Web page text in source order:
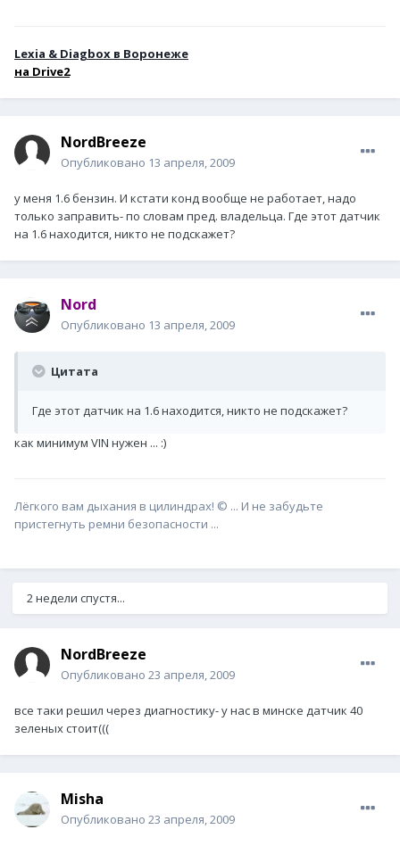
Lexia & Diagbox в Воронеже
на Drive2
NordBreeze
Опубликовано 13 апреля, 2009
у меня 1.6 бензин. И кстати конд вообще не работает, надо
только заправить- по словам пред. владельца. Где этот датчик
на 1.6 находится, никто не подскажет?
Nord
Опубликовано 13 апреля, 2009
Цитата
Где этот датчик на 1.6 находится, никто не подскажет?
как минимум VIN нужен ... :)
Лёгкого вам дыхания в цилиндрах! © ... И не забудьте
пристегнуть ремни безопасности ...
2 недели спустя...
NordBreeze
Опубликовано 23 апреля, 2009
все таки решил через диагностику- у нас в минске датчик 40
зеленых стоит(((
Misha
Опубликовано 23 апреля, 2009